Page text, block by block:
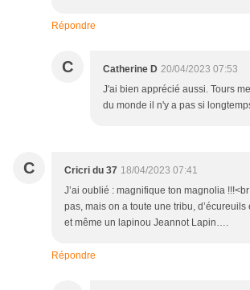
Répondre
C Catherine D 20/04/2023 07:53
J'ai bien apprécié aussi. Tours
du monde il n'y a pas si
C Cricri du 37 18/04/2023 07:41
J’ai oublié : magnifique ton magnolia !!!<br
pas, mais on a toute une tribu, d’écureuils
et même un lapinou Jeannot Lapin….
Répondre